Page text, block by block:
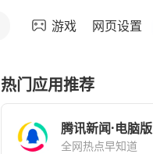
游戏 网页设置
热门应用推荐
腾讯新闻·电脑版
全网热点早知道